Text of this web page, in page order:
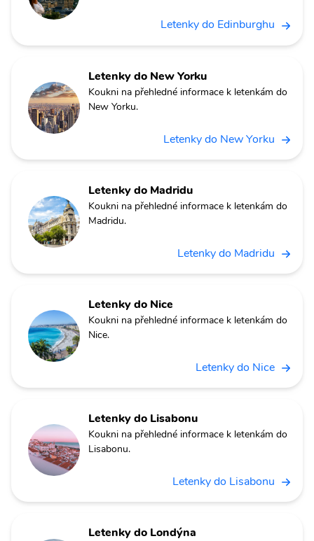
Letenky do Edinburghu
Letenky do New Yorku
Koukni na přehledné informace k letenkám do
New Yorku.
Letenky do New Yorku
Letenky do Madridu
Koukni na přehledné informace k letenkám do
Madridu.
Letenky do Madridu
Letenky do Nice
Koukni na přehledné informace k letenkám do
Nice.
Letenky do Nice
Letenky do Lisabonu
Koukni na přehledné informace k letenkám do
Lisabonu.
Letenky do Lisabonu
Letenky do Londýna